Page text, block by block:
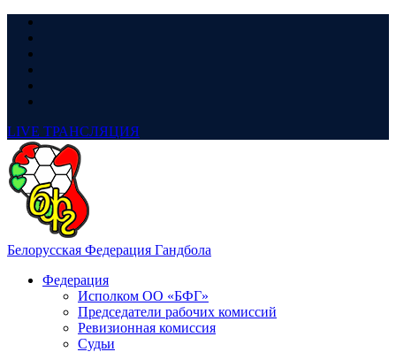
LIVE ТРАНСЛЯЦИЯ
Белорусская Федерация Гандбола
Федерация
Исполком ОО «БФГ»
Председатели рабочих комиссий
Ревизионная комиссия
Судьи